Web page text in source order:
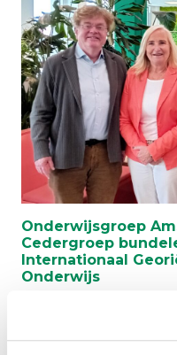
Onderwijsgroep
Cedergroep
Internationaal
Onderwijs